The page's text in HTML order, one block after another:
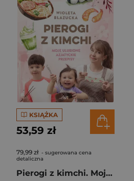
KSIĄŻKA
53,59 zł
79,99 zł - sugerowana cena
detaliczna
Pierogi z kimchi. Moje ulubione azjatyckie przepisy